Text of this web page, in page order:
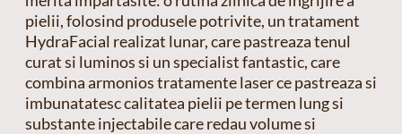
pielii, folosind produsele potrivite, un tratament
HydraFacial realizat lunar, care pastreaza tenul
curat si luminos si un specialist fantastic, care
combina armonios tratamente laser ce pastreaza si
imbunatatesc calitatea pielii pe termen lung si
substante injectabile care redau volume si